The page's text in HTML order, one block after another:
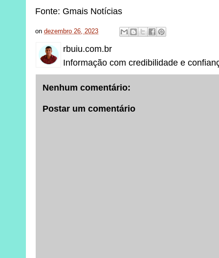
Fonte: Gmais Notícias
ondezembro 26, 2023
rbuiu.com.br
Informação com credibilidade e
Nenhum comentário:
Postar um comentário